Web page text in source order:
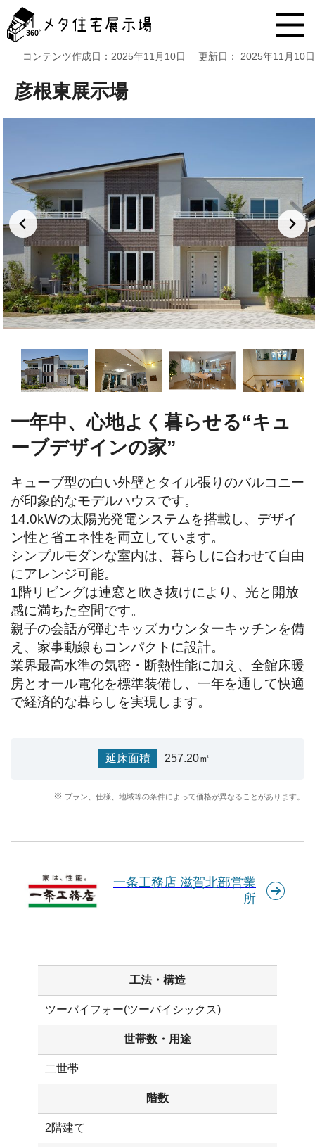
タ
住
へ
ッ
コンテンツ作成日： 2025年11月10日 更新日： 2025年11月10日
彦根東展示場
一年中、心地よく暮らせる“キュ
ーブデザインの家”
キューブ型の白い外壁とタイル張りのバルコニー
が印象的なモデルハウスです。
14.0kWの太陽光発電システムを搭載し、デザイ
ン性と省エネ性を両立しています。
シンプルモダンな室内は、暮らしに合わせて自由
にアレンジ可能。
1階リビングは連窓と吹き抜けにより、光と開放
感に満ちた空間です。
親子の会話が弾むキッズカウンターキッチンを備
え、家事動線もコンパクトに設計。
業界最高水準の気密・断熱性能に加え、全館床暖
房とオール電化を標準装備し、一年を通して快適
で経済的な暮らしを実現します。
延床面積 257.20㎡
プラン、仕様、地域等の条件によって価格が異なることがあります。
一条工務店 滋賀北部営業
所
工法・構造
ツーバイフォー(ツーバイシックス)
世帯数・用途
二世帯
階数
2階建て